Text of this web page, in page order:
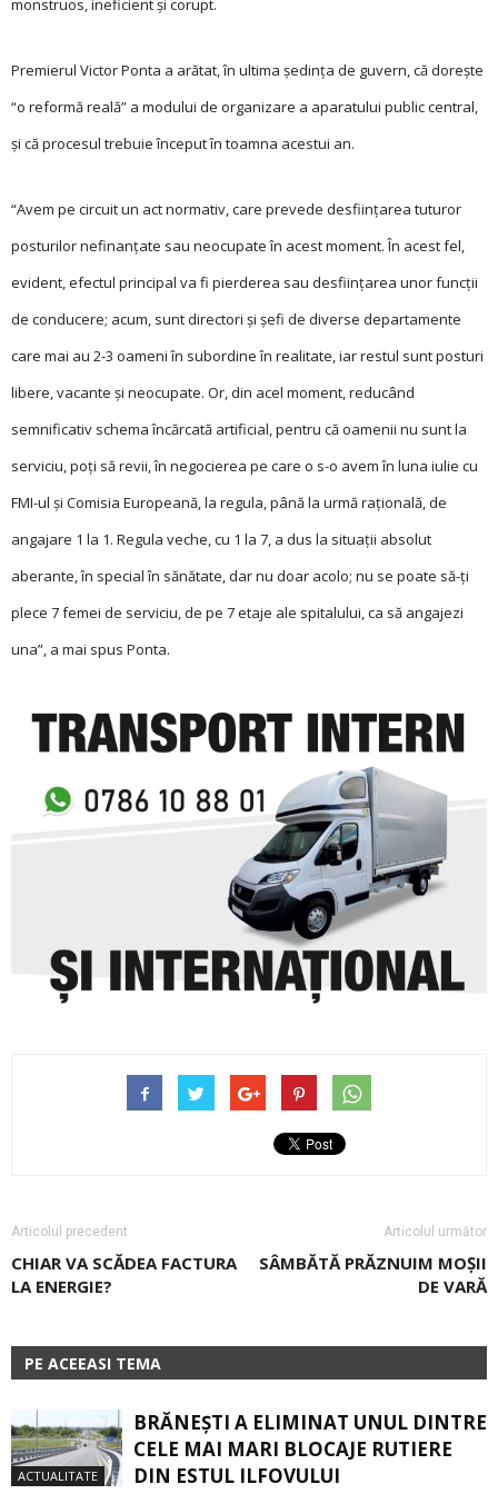
monstruos, ineficient şi corupt.
Premierul Victor Ponta a arătat, în ultima şedinţa de guvern, că doreşte
“o reformă reală” a modului de organizare a aparatului public central,
şi că procesul trebuie început în toamna acestui an.
“Avem pe circuit un act normativ, care prevede desfiinţarea tuturor
posturilor nefinanţate sau neocupate în acest moment. În acest fel,
evident, efectul principal va fi pierderea sau desfiinţarea unor funcţii
de conducere; acum, sunt directori şi şefi de diverse departamente
care mai au 2-3 oameni în subordine în realitate, iar restul sunt posturi
libere, vacante şi neocupate. Or, din acel moment, reducând
semnificativ schema încărcată artificial, pentru că oamenii nu sunt la
serviciu, poţi să revii, în negocierea pe care o s-o avem în luna iulie cu
FMI-ul şi Comisia Europeană, la regula, până la urmă raţională, de
angajare 1 la 1. Regula veche, cu 1 la 7, a dus la situaţii absolut
aberante, în special în sănătate, dar nu doar acolo; nu se poate să-ţi
plece 7 femei de serviciu, de pe 7 etaje ale spitalului, ca să angajezi
una”, a mai spus Ponta.
Articolul precedent
CHIAR VA SCĂDEA FACTURA
LA ENERGIE?
Articolul următor
SÂMBĂTĂ PRĂZNUIM MOȘII
DE VARĂ
PE ACEEASI TEMA
ACTUALITATE
BRĂNEȘTI A ELIMINAT UNUL DINTRE
CELE MAI MARI BLOCAJE RUTIERE
DIN ESTUL ILFOVULUI